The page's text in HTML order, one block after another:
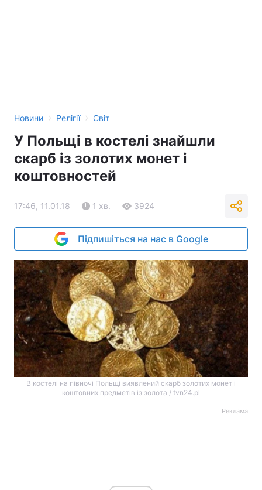
Новини › Релігії › Світ
У Польщі в костелі знайшли
скарб із золотих монет і
коштовностей
17:46, 11.01.18 1 хв. 3924
Підпишіться на нас в Google
В костелі на півночі Польщі виявлений скарб золотих монет і
коштовних предметів із золота / tvn24.pl
Реклама